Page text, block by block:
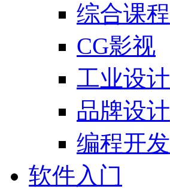
综合课程
CG影视
工业设计
品牌设计
编程开发
软件入门